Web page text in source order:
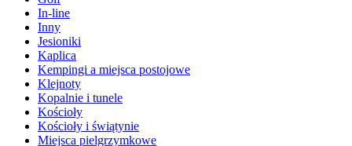
In-line
Inny
Jesioniki
Kaplica
Kempingi a miejsca postojowe
Klejnoty
Kopalnie i tunele
Kościoły
Kościoły i świątynie
Miejsca pielgrzymkowe